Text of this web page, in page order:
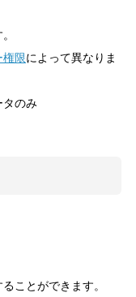
権限によって異なりま
のみ
ことができます。